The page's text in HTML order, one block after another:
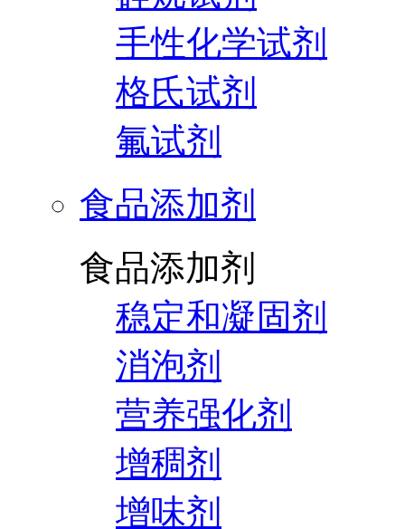
手性化学试剂
格氏试剂
氟试剂
食品添加剂
食品添加剂
稳定和凝固剂
消泡剂
营养强化剂
增稠剂
增味剂